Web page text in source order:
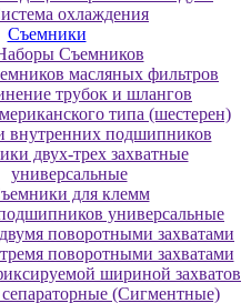
охлаждения
Съемники
Съемников
масляных фильтров
трубок и шлангов
типа (шестерен)
внутренних подшипников
двух-трех захватные
универсальные
для клемм
универсальные
поворотными захватами
поворотными захватами
шириной захватов
(Сигментные)